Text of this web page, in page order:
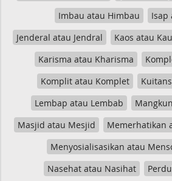
Imbau atau Himbau
Isap
Jenderal atau Jendral
Kaos atau
Karisma atau Kharisma
Komplit atau Komplet
Lembap atau Lembab
Masjid atau Mesjid
Memerhatikan
Menyosialisasikan atau
Nasehat atau Nasihat